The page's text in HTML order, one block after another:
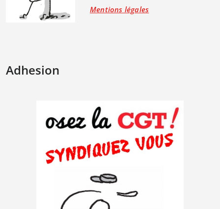
Mentions légales
Adhesion